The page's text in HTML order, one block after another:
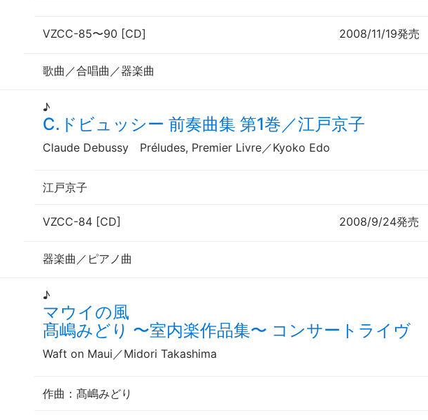
VZCC-85〜90 [CD] 2008/11/19発売
歌曲／合唱曲／器楽曲
♪
C.ドビュッシー 前奏曲集 第1巻／江戸京子
Claude Debussy Préludes, Premier Livre／Kyoko Edo
江戸京子
VZCC-84 [CD] 2008/9/24発売
器楽曲／ピアノ曲
♪
マウイの風
髙嶋みどり 〜室内楽作品集〜 コンサートライヴ
Waft on Maui／Midori Takashima
作曲 ：髙嶋みどり